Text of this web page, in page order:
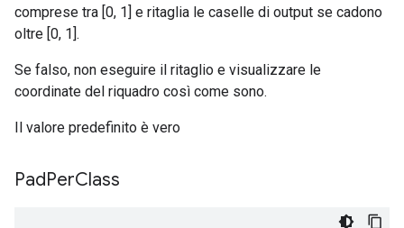
comprese tra [0, 1] e ritaglia le caselle di output se cadono
oltre [0, 1].
Se falso, non eseguire il ritaglio e visualizzare le
coordinate del riquadro così come sono.
Il valore predefinito è vero
PadPerClass